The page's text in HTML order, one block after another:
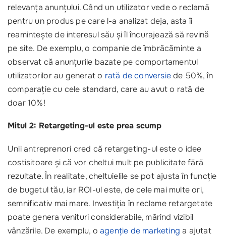
relevanța anunțului. Când un utilizator vede o reclamă
pentru un produs pe care l-a analizat deja, asta îi
reamintește de interesul său și îl încurajează să revină
pe site. De exemplu, o companie de îmbrăcăminte a
observat că anunțurile bazate pe comportamentul
utilizatorilor au generat o rată de conversiede 50%, în
comparație cu cele standard, care au avut o rată de
doar 10%!
Mitul 2: Retargeting-ul este prea scump
Unii antreprenori cred că retargeting-ul este o idee
costisitoare și că vor cheltui mult pe publicitate fără
rezultate. În realitate, cheltuielile se pot ajusta în funcție
de bugetul tău, iar ROI-ul este, de cele mai multe ori,
semnificativ mai mare. Investiția în reclame retargetate
poate genera venituri considerabile, mărind vizibil
vânzările. De exemplu, o agenție de marketing a ajutat